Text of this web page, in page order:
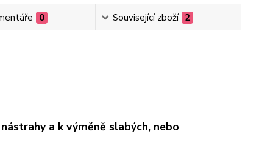
0 Související zboží 2
a k výměně slabých, nebo